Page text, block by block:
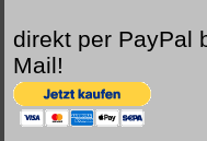
direkt per PayPal
Mail!